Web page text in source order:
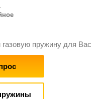
пружину для Вас